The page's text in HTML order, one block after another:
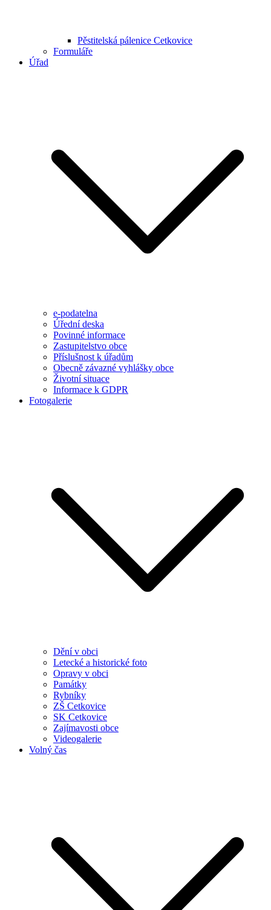
Pěstitelská pálenice Cetkovice
Formuláře
Úřad
e-podatelna
Úřední deska
Povinné informace
Zastupitelstvo obce
Příslušnost k úřadům
Obecně závazné vyhlášky obce
Životní situace
Informace k GDPR
Fotogalerie
Dění v obci
Letecké a historické foto
Opravy v obci
Památky
Rybníky
ZŠ Cetkovice
SK Cetkovice
Zajímavosti obce
Videogalerie
Volný čas